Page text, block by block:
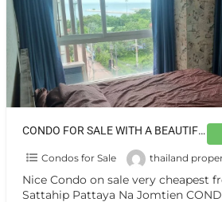
CONDO FOR SALE WITH A BEAUTIFUL VIEW 2 BEDROOMS, 2 BATHROOMS, FREE APPLIANCES ARE PROVIDED AT NA JOMTIEN CHONBURI
Condos for Sale thailand
Nice Condo on sale very cheapest
Sattahip Pattaya Na Jomtien